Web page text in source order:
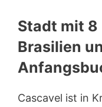
Stadt mit 8
Brasilien
Cascavel ist in